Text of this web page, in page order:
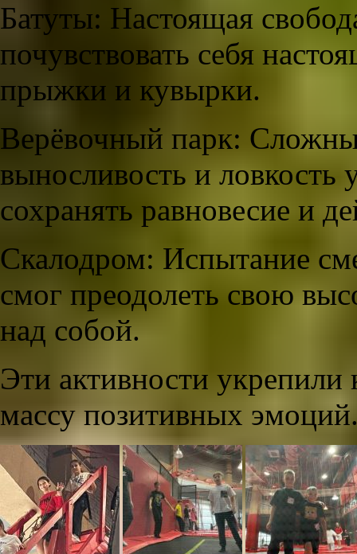
Батуты: Настоящая
почувствовать себя
прыжки и кувырки.
Верёвочный парк:
выносливость и ловкость
сохранять равновесие и
Скалодром: Испытание
смог преодолеть свою
над собой.
Эти активности
массу позитивных